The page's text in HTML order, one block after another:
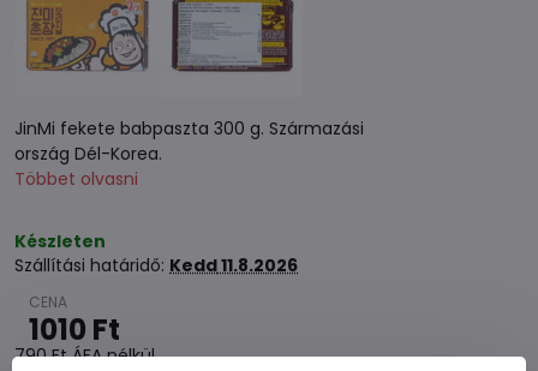
JinMi fekete babpaszta 300 g. Származási
ország Dél-Korea.
Többet olvasni
Készleten
Szállítási határidő: Kedd11.8.2026
1010 Ft
790 FtÁFA nélkül